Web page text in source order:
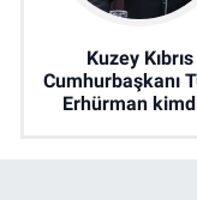
Kuzey Kıbrıs
Cumhurbaşkanı
Erhürman